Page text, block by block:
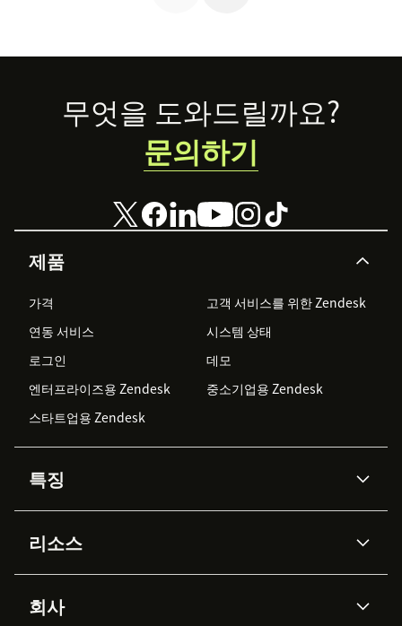
Footer
제품
가격
고객 서비스를 위한 Zendesk
연동 서비스
시스템 상태
로그인
데모
엔터프라이즈용 Zendesk
중소기업용 Zendesk
스타트업용 Zendesk
특징
Zendesk AI
Advanced Data Privacy &
Protection
지식창고
리소스
API & 개발자
회사
무엇을 도와드릴까요?
문의하기